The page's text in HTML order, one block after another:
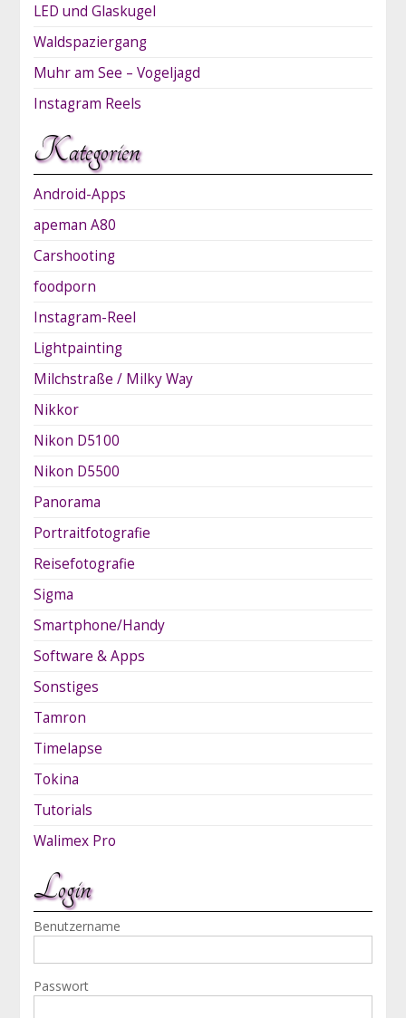
LED und Glaskugel
Waldspaziergang
Muhr am See – Vogeljagd
Instagram Reels
Kategorien
Android-Apps
apeman A80
Carshooting
foodporn
Instagram-Reel
Lightpainting
Milchstraße / Milky Way
Nikkor
Nikon D5100
Nikon D5500
Panorama
Portraitfotografie
Reisefotografie
Sigma
Smartphone/Handy
Software & Apps
Sonstiges
Tamron
Timelapse
Tokina
Tutorials
Walimex Pro
Login
Benutzername
Passwort